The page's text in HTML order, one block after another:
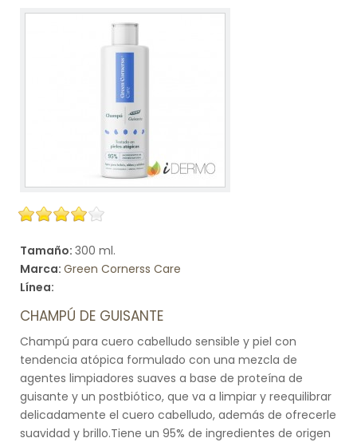
Tamaño: 300 ml.
Marca: Green Cornerss Care
Línea:
CHAMPÚ DE GUISANTE
Champú para cuero cabelludo sensible y piel con
tendencia atópica formulado con una mezcla de
agentes limpiadores suaves a base de proteína de
guisante y un postbiótico, que va a limpiar y reequilibrar
delicadamente el cuero cabelludo, además de ofrecerle
suavidad y brillo.Tiene un 95% de ingredientes de origen